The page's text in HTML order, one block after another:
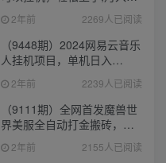
3000+上不封顶
2年前 2269人已阅读
（9448期）2024网易云音乐
人挂机项目，单机日入
150+，无脑月入5000+
2年前 2239人已阅读
（9111期）全网首发魔兽世
界美服全自动打金搬砖，日
入1000+，简单好操作，保
姆级教学
2年前 2155人已阅读